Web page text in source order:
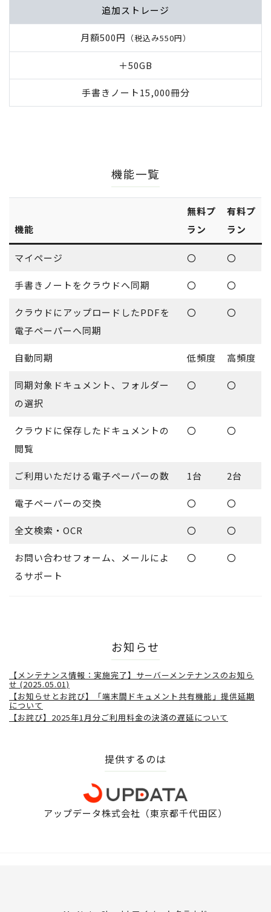
追加ストレージ
月額500円 （税込み550円）
＋50GB
手書きノート15,000冊分
機能一覧
機能
無料プ
ラン
有料プ
ラン
マイページ 〇 〇
手書きノートをクラウドへ同期 〇 〇
クラウドにアップロードしたPDFを
電子ペーパーへ同期
〇 〇
自動同期 低頻度 高頻度
同期対象ドキュメント、フォルダー
の選択
〇 〇
クラウドに保存したドキュメントの
閲覧
〇 〇
ご利用いただける電子ペーパーの数 1台 2台
電子ペーパーの交換 〇 〇
全文検索・OCR 〇 〇
お問い合わせフォーム、メールによ
るサポート
〇 〇
お知らせ
【メンテナンス情報：実施完了】サーバーメンテナンスのお知ら
せ (2025.05.01)
【お知らせとお詫び】「端末間ドキュメント共有機能」提供延期
について
【お詫び】2025年1月分ご利用料金の決済の遅延について
提供するのは
アップデータ株式会社（東京都千代田区）